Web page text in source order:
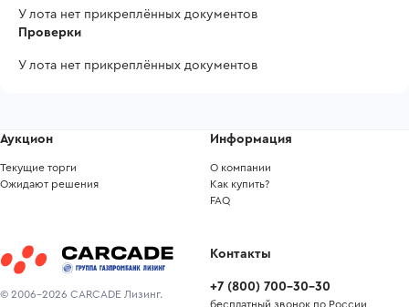
У лота нет прикреплённых документов
Проверки
У лота нет прикреплённых документов
© 2006-2026 CARCADE Лизинг.
Аукцион
Текущие торги
Ожидают решения
Информация
О компании
Как купить?
FAQ
Контакты
+7 (800) 700-30-30
бесплатный звонок по России